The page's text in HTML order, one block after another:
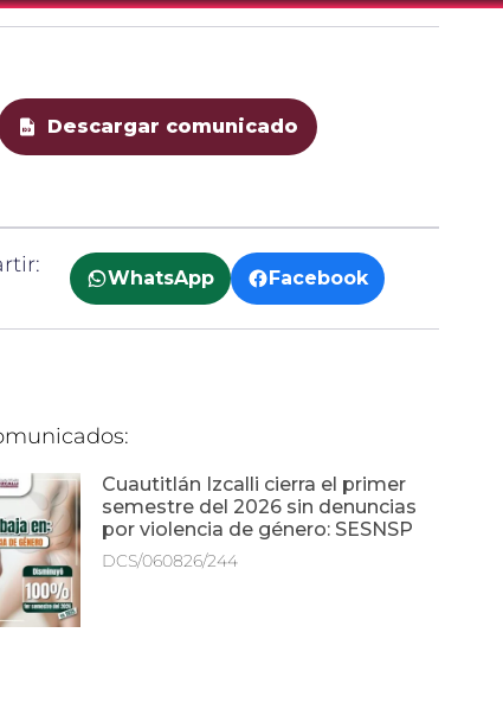
Descargar comunicado
WhatsApp Facebook
Cuautitlán Izcalli cierra el primer
semestre del 2026 sin denuncias
por violencia de género: SESNSP
DCS/060826/244